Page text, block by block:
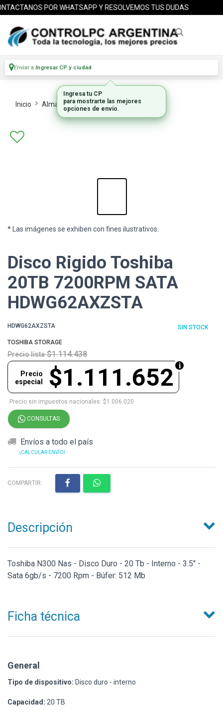
POR WHATSAPP Y RESOLVEMOS TUS DUDAS
Enviar a Ingresar CP y ciudad
Inicio Almacenamiento Hdd Internos
* Las imágenes se exhiben con fines ilustrativos.
Disco Rigido Toshiba
20TB 7200RPM SATA
HDWG62AXZSTA
HDWG62AXZSTA SIN STOCK
TOSHIBA STORAGE
Precio lista $1.114.438
$1.111.652
Precio
especial
Precio sin impuestos nacionales: $1.006.020
CONSULTAS
Envíos a todo el país
¡CALCULAR ENVÍO!
COMPARTIR:
Descripción
Toshiba N300 Nas - Disco Duro - 20 Tb - Interno - 3.5" -
Sata 6gb/s - 7200 Rpm - Búfer: 512 Mb
Ficha técnica
General
Tipo de dispositivo: Disco duro - interno
Capacidad: 20 TB
Ingresa tu CP
para mostrarte las mejores
opciones de envío.